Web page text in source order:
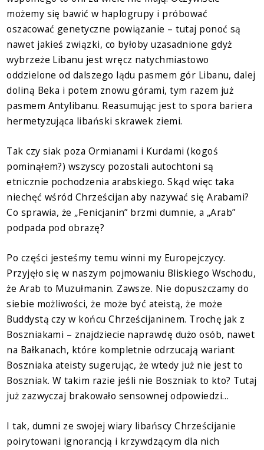
możemy się bawić w haplogrupy i próbować
oszacować genetyczne powiązanie – tutaj ponoć są
nawet jakieś związki, co byłoby uzasadnione gdyż
wybrzeże Libanu jest wręcz natychmiastowo
oddzielone od dalszego lądu pasmem gór Libanu, dalej
doliną Beka i potem znowu górami, tym razem już
pasmem Antylibanu. Reasumując jest to spora bariera
hermetyzująca libański skrawek ziemi.
Tak czy siak poza Ormianami i Kurdami (kogoś
pominąłem?) wszyscy pozostali autochtoni są
etnicznie pochodzenia arabskiego. Skąd więc taka
niechęć wśród Chrześcijan aby nazywać się Arabami?
Co sprawia, że „Fenicjanin” brzmi dumnie, a „Arab”
podpada pod obrazę?
Po części jesteśmy temu winni my Europejczycy.
Przyjęło się w naszym pojmowaniu Bliskiego Wschodu,
że Arab to Muzułmanin. Zawsze. Nie dopuszczamy do
siebie możliwości, że może być ateistą, że może
Buddystą czy w końcu Chrześcijaninem. Trochę jak z
Boszniakami – znajdziecie naprawdę dużo osób, nawet
na Bałkanach, które kompletnie odrzucają wariant
Boszniaka ateisty sugerując, że wtedy już nie jest to
Boszniak. W takim razie jeśli nie Boszniak to kto? Tutaj
już zazwyczaj brakowało sensownej odpowiedzi…
I tak, dumni ze swojej wiary libańscy Chrześcijanie
poirytowani ignorancją i krzywdzącym dla nich